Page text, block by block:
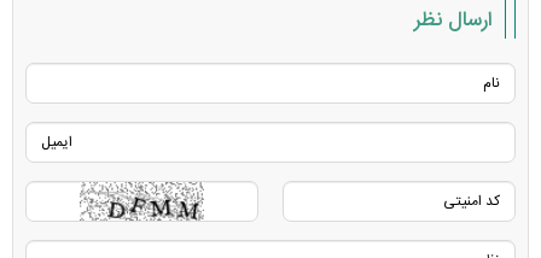
ارسال نظر